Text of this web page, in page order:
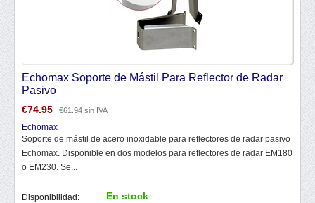
Echomax Soporte de Mástil Para Reflector de Radar
Pasivo
€74.95 €61.94 sin IVA
Echomax
Soporte de mástil de acero inoxidable para reflectores de radar pasivo
Echomax. Disponible en dos modelos para reflectores de radar EM180
o EM230. Se...
Disponibilidad: En stock